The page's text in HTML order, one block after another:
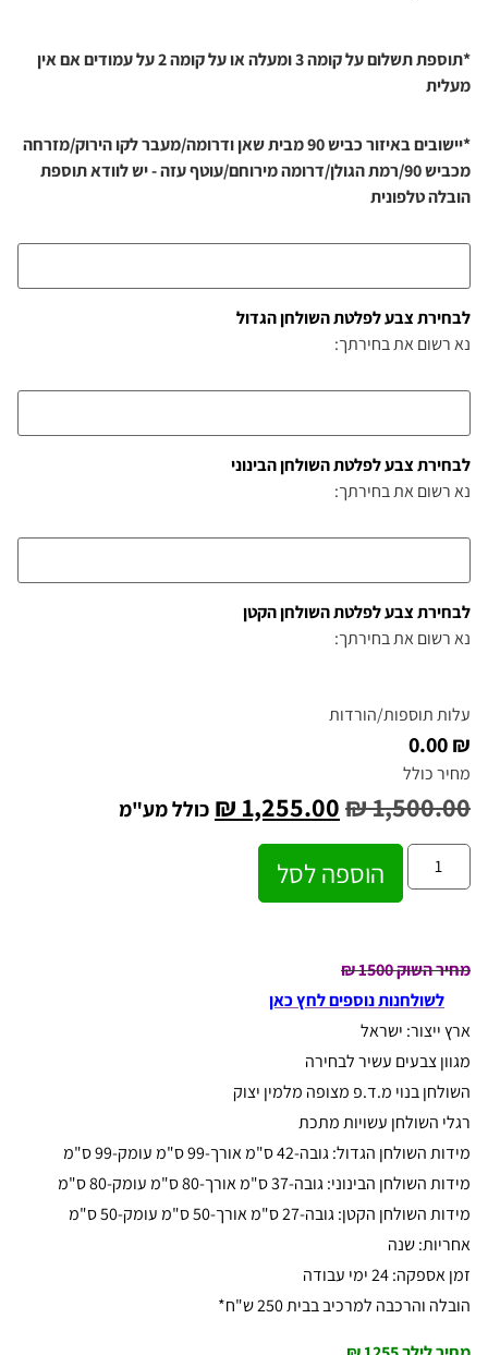
*תוספת תשלום על קומה 3 ומעלה או על קומה 2 על עמודים אם אין
מעלית
*יישובים באיזור כביש 90 מבית שאן ודרומה/מעבר לקו הירוק/מזרחה
מכביש 90/רמת הגולן/דרומה מירוחם/עוטף עזה - יש לוודא תוספת
הובלה טלפונית
לבחירת צבע לפלטת השולחן הגדול
נא רשום את בחירתך:
לבחירת צבע לפלטת השולחן הבינוני
נא רשום את בחירתך:
לבחירת צבע לפלטת השולחן הקטן
נא רשום את בחירתך:
עלות תוספות/הורדות
₪ 0.00
מחיר כולל
₪1,500.00
₪ 1,255.00 כולל מע"מ
הוספה לסל
מחיר השוק 1500 ₪
לשולחנות נוספים לחץ כאן
ארץ ייצור: ישראל
מגוון צבעים עשיר לבחירה
השולחן בנוי מ.ד.פ מצופה מלמין יצוק
רגלי השולחן עשויות מתכת
מידות השולחן הגדול: גובה-42 ס"מ אורך-99 ס"מ עומק-99 ס"מ
מידות השולחן הבינוני: גובה-37 ס"מ אורך-80 ס"מ עומק-80 ס"מ
מידות השולחן הקטן: גובה-27 ס"מ אורך-50 ס"מ עומק-50 ס"מ
אחריות: שנה
זמן אספקה: 24 ימי עבודה
הובלה והרכבה למרכיב בבית 250 ש"ח*